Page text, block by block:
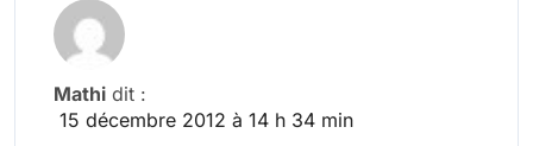
Mathi dit :
15 décembre 2012 à 14 h 34 min